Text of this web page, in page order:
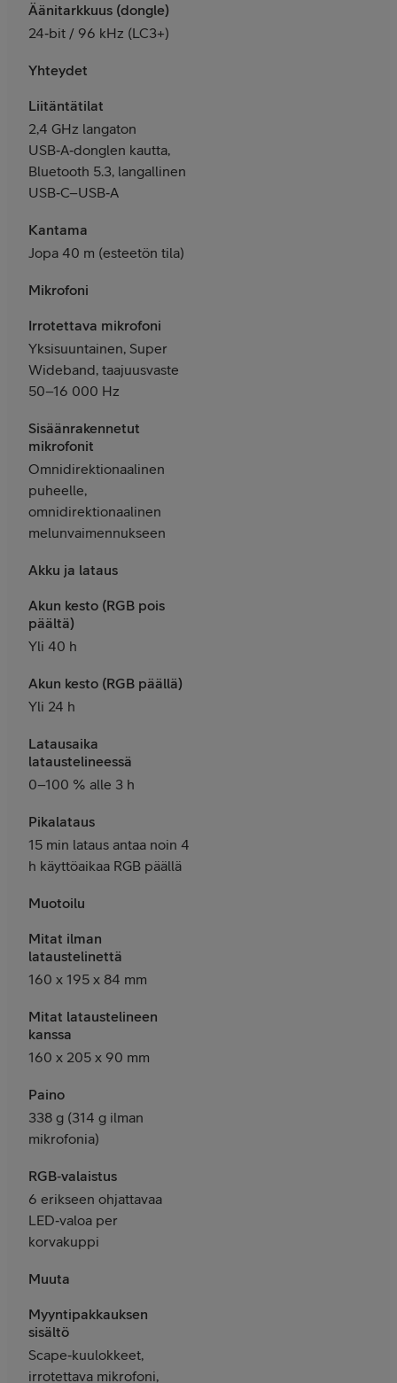
Äänitarkkuus (dongle)
24‑bit / 96 kHz (LC3+)
Yhteydet
Liitäntätilat
2,4 GHz langaton
USB‑A‑donglen kautta,
Bluetooth 5.3, langallinen
USB‑C–USB‑A
Kantama
Jopa 40 m (esteetön tila)
Mikrofoni
Irrotettava mikrofoni
Yksisuuntainen, Super
Wideband, taajuusvaste
50–16 000 Hz
Sisäänrakennetut
mikrofonit
Omnidirektionaalinen
puheelle,
omnidirektionaalinen
melunvaimennukseen
Akku ja lataus
Akun kesto (RGB pois
päältä)
Yli 40 h
Akun kesto (RGB päällä)
Yli 24 h
Latausaika
lataustelineessä
0–100 % alle 3 h
Pikalataus
15 min lataus antaa noin 4
h käyttöaikaa RGB päällä
Muotoilu
Mitat ilman
lataustelinettä
160 x 195 x 84 mm
Mitat lataustelineen
kanssa
160 x 205 x 90 mm
Paino
338 g (314 g ilman
mikrofonia)
RGB‑valaistus
6 erikseen ohjattavaa
LED‑valoa per
korvakuppi
Muuta
Myyntipakkauksen
sisältö
Scape‑kuulokkeet,
irrotettava mikrofoni,